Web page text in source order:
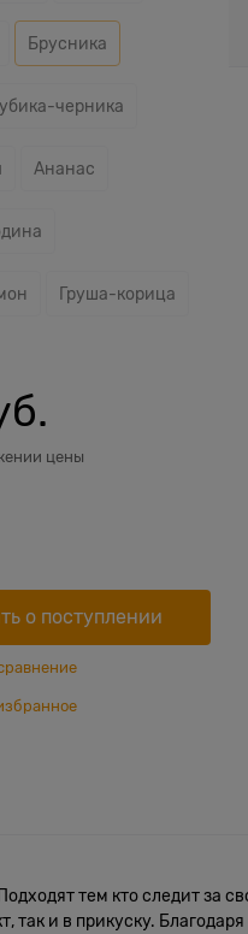
Брусника
черника
Ананас
Груша-корица
цены
о поступлении
тем кто следит за
так и в прикуску.